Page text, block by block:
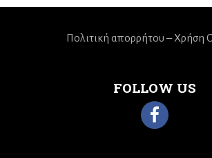
FOLLOW US
Πολιτική απορρήτου – Χρήση